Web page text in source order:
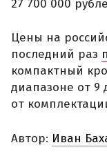
27 700 000
Цены на
последний раз
компактный
диапазоне от 9
от
Автор: Иван